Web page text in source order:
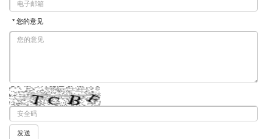
* 您的意见